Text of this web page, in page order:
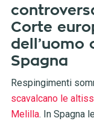
Corte
dell’uomo
Spagna
Respingimenti
scavalcano le
Melilla. In Spagna